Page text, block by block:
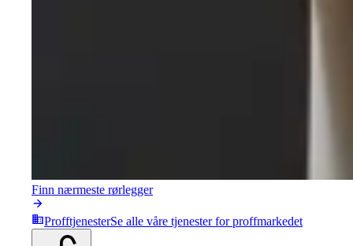
Finn nærmeste rørlegger
ProfftjenesterSe alle våre tjenester for proffmarkedet